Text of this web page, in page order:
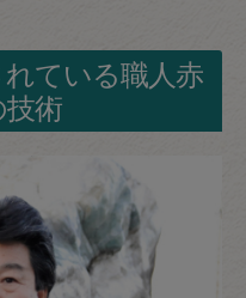
ている職人赤
術